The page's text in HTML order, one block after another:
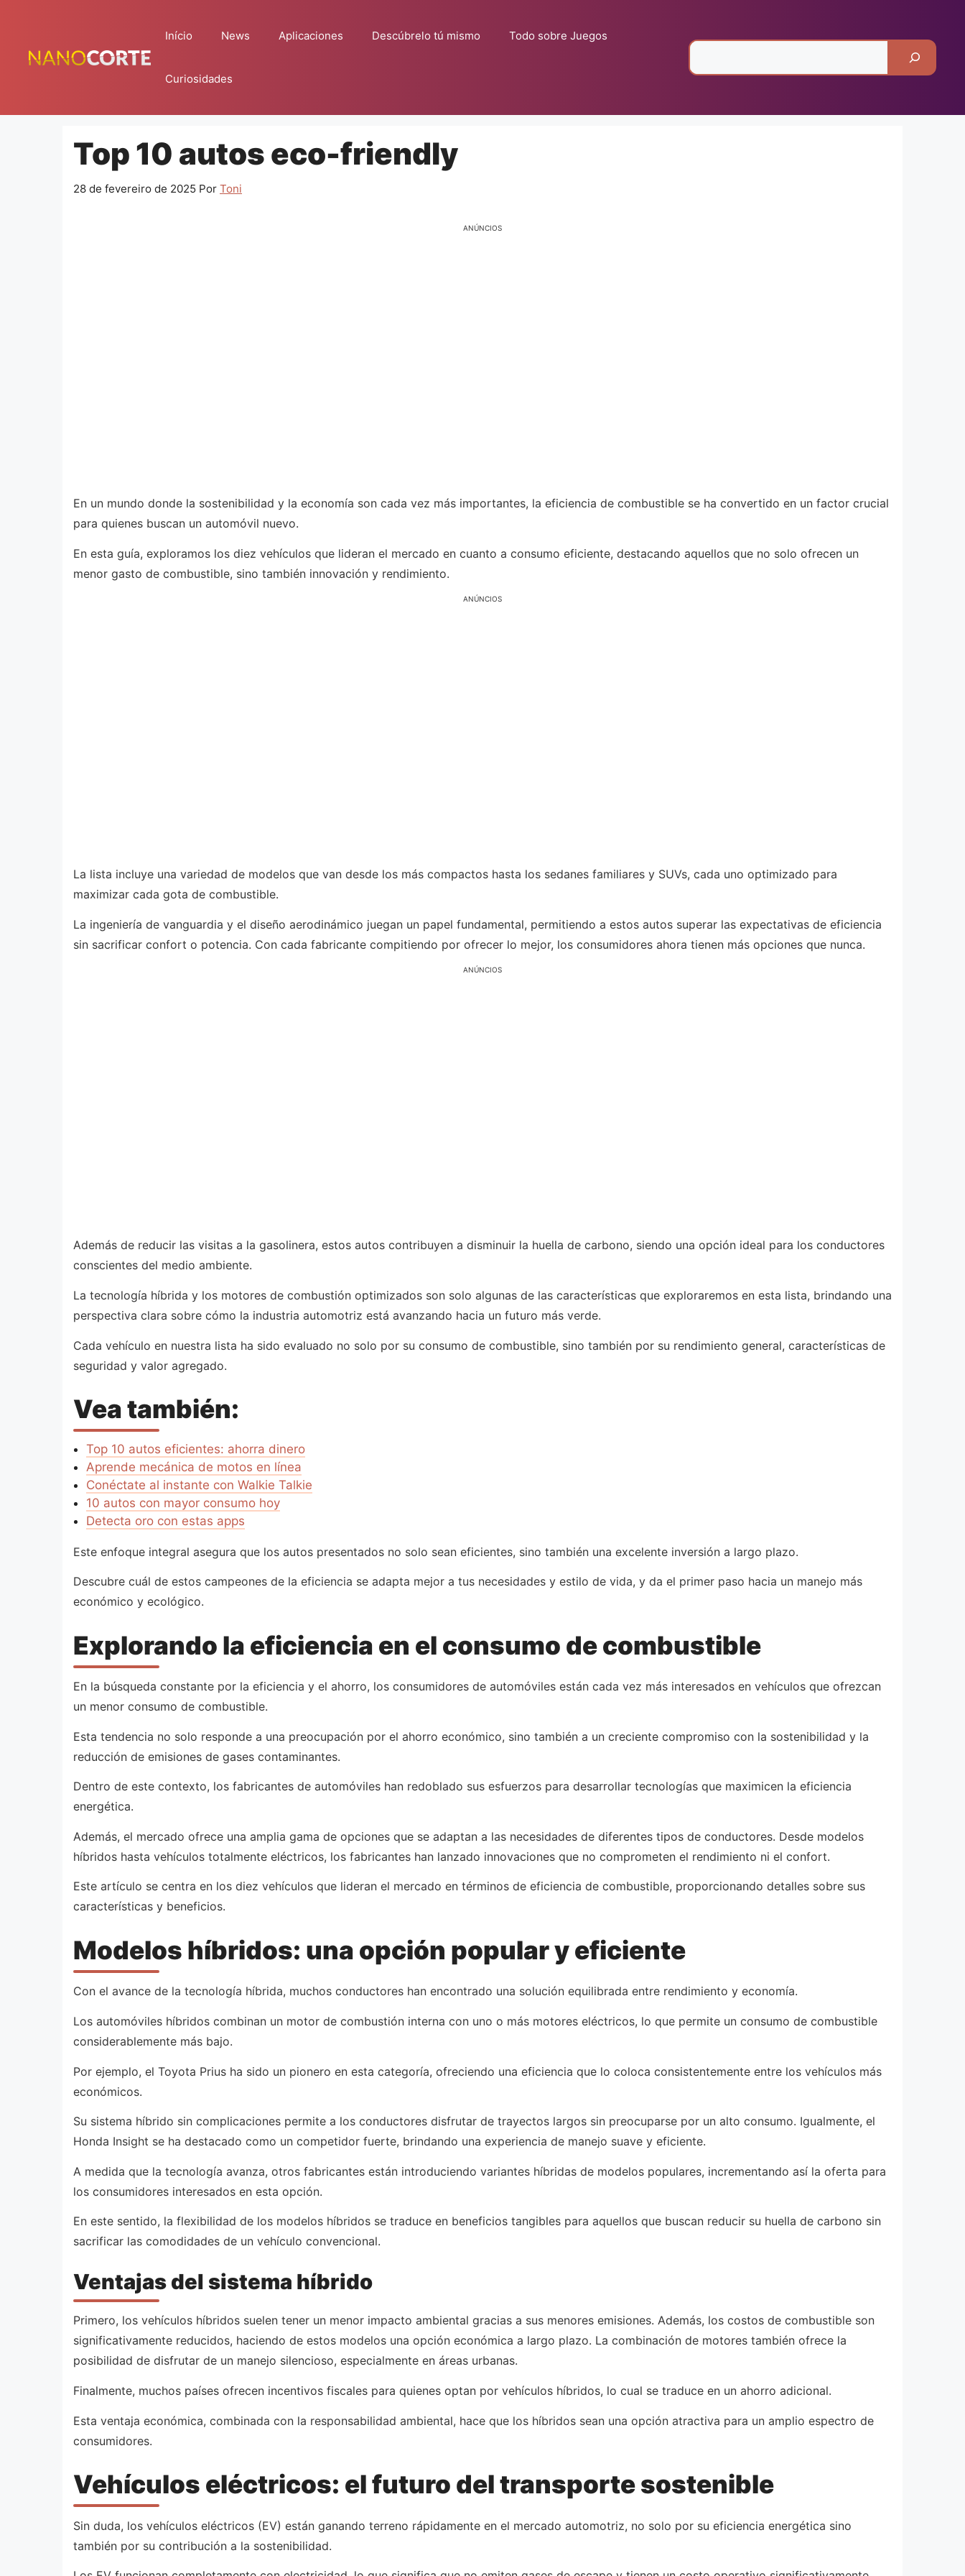
conteúdo
Início News Aplicaciones Descúbrelo tú mismo Todo sobre Juegos
Curiosidades
Top 10 autos eco-friendly
28 de fevereiro de 2025 Por Toni
ANÚNCIOS
En un mundo donde la sostenibilidad y la economía son cada vez más importantes, la eficiencia de combustible se ha convertido en un factor crucial
para quienes buscan un automóvil nuevo.
En esta guía, exploramos los diez vehículos que lideran el mercado en cuanto a consumo eficiente, destacando aquellos que no solo ofrecen un
menor gasto de combustible, sino también innovación y rendimiento.
ANÚNCIOS
La lista incluye una variedad de modelos que van desde los más compactos hasta los sedanes familiares y SUVs, cada uno optimizado para
maximizar cada gota de combustible.
La ingeniería de vanguardia y el diseño aerodinámico juegan un papel fundamental, permitiendo a estos autos superar las expectativas de eficiencia
sin sacrificar confort o potencia. Con cada fabricante compitiendo por ofrecer lo mejor, los consumidores ahora tienen más opciones que nunca.
ANÚNCIOS
Además de reducir las visitas a la gasolinera, estos autos contribuyen a disminuir la huella de carbono, siendo una opción ideal para los conductores
conscientes del medio ambiente.
La tecnología híbrida y los motores de combustión optimizados son solo algunas de las características que exploraremos en esta lista, brindando una
perspectiva clara sobre cómo la industria automotriz está avanzando hacia un futuro más verde.
Cada vehículo en nuestra lista ha sido evaluado no solo por su consumo de combustible, sino también por su rendimiento general, características de
seguridad y valor agregado.
Vea también:
Top 10 autos eficientes: ahorra dinero
Aprende mecánica de motos en línea
Conéctate al instante con Walkie Talkie
10 autos con mayor consumo hoy
Detecta oro con estas apps
Este enfoque integral asegura que los autos presentados no solo sean eficientes, sino también una excelente inversión a largo plazo.
Descubre cuál de estos campeones de la eficiencia se adapta mejor a tus necesidades y estilo de vida, y da el primer paso hacia un manejo más
económico y ecológico.
Explorando la eficiencia en el consumo de combustible
En la búsqueda constante por la eficiencia y el ahorro, los consumidores de automóviles están cada vez más interesados en vehículos que ofrezcan
un menor consumo de combustible.
Esta tendencia no solo responde a una preocupación por el ahorro económico, sino también a un creciente compromiso con la sostenibilidad y la
reducción de emisiones de gases contaminantes.
Dentro de este contexto, los fabricantes de automóviles han redoblado sus esfuerzos para desarrollar tecnologías que maximicen la eficiencia
energética.
Además, el mercado ofrece una amplia gama de opciones que se adaptan a las necesidades de diferentes tipos de conductores. Desde modelos
híbridos hasta vehículos totalmente eléctricos, los fabricantes han lanzado innovaciones que no comprometen el rendimiento ni el confort.
Este artículo se centra en los diez vehículos que lideran el mercado en términos de eficiencia de combustible, proporcionando detalles sobre sus
características y beneficios.
Modelos híbridos: una opción popular y eficiente
Con el avance de la tecnología híbrida, muchos conductores han encontrado una solución equilibrada entre rendimiento y economía.
Los automóviles híbridos combinan un motor de combustión interna con uno o más motores eléctricos, lo que permite un consumo de combustible
considerablemente más bajo.
Por ejemplo, el Toyota Prius ha sido un pionero en esta categoría, ofreciendo una eficiencia que lo coloca consistentemente entre los vehículos más
económicos.
Su sistema híbrido sin complicaciones permite a los conductores disfrutar de trayectos largos sin preocuparse por un alto consumo. Igualmente, el
Honda Insight se ha destacado como un competidor fuerte, brindando una experiencia de manejo suave y eficiente.
A medida que la tecnología avanza, otros fabricantes están introduciendo variantes híbridas de modelos populares, incrementando así la oferta para
los consumidores interesados en esta opción.
En este sentido, la flexibilidad de los modelos híbridos se traduce en beneficios tangibles para aquellos que buscan reducir su huella de carbono sin
sacrificar las comodidades de un vehículo convencional.
Ventajas del sistema híbrido
Primero, los vehículos híbridos suelen tener un menor impacto ambiental gracias a sus menores emisiones. Además, los costos de combustible son
significativamente reducidos, haciendo de estos modelos una opción económica a largo plazo. La combinación de motores también ofrece la
posibilidad de disfrutar de un manejo silencioso, especialmente en áreas urbanas.
Finalmente, muchos países ofrecen incentivos fiscales para quienes optan por vehículos híbridos, lo cual se traduce en un ahorro adicional.
Esta ventaja económica, combinada con la responsabilidad ambiental, hace que los híbridos sean una opción atractiva para un amplio espectro de
consumidores.
Vehículos eléctricos: el futuro del transporte sostenible
Sin duda, los vehículos eléctricos (EV) están ganando terreno rápidamente en el mercado automotriz, no solo por su eficiencia energética sino
también por su contribución a la sostenibilidad.